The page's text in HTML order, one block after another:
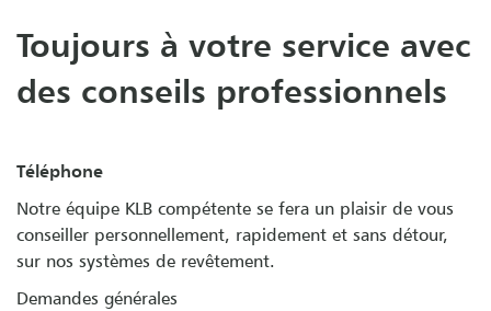
Toujours à votre service avec
des conseils professionnels
Téléphone
Notre équipe KLB compétente se fera un plaisir de vous
conseiller personnellement, rapidement et sans détour,
sur nos systèmes de revêtement.
Demandes générales